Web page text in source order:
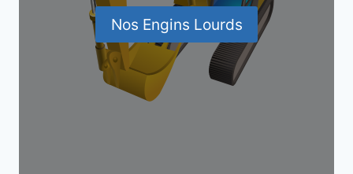
Nos Engins Lourds